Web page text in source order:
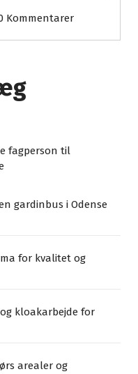
Kommentarer
fagperson til
gardinbus i Odense
for kvalitet og
kloakarbejde for
arealer og